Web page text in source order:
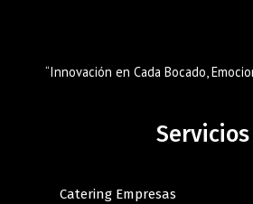
“Innovación en Cada Bocado,
Servicios
Catering Empresas